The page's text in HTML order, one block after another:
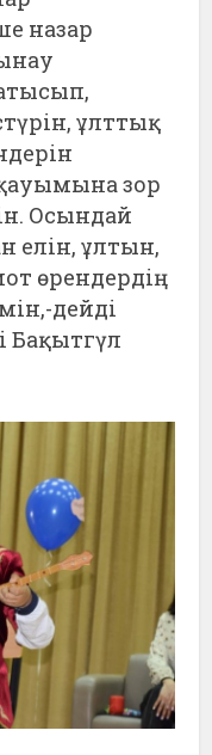
назар
ұлттық
зор
Осындай
елін, ұлтын,
өрендердің
дейді
Бақытгүл